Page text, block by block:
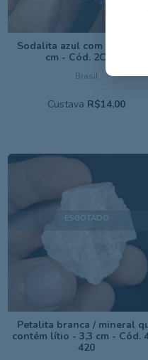
Brasil
Sodalita azul com albita -
cm - Cód. 2C-519
Custava R$14,00
ESGOTADO
Petalita branca / mineral
contém lítio - 3,3 cm - Cód.
420